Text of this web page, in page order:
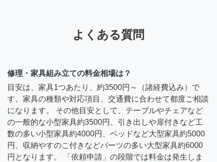
よくある質問
修理・家具組み立ての料金相場は？
目安は、家具1つあたり、約3500円～（諸経費込み）で
す。家具の種類や対応項目、交通費に合わせて都度ご相談
になります。 その他目安として、テーブルやチェアなど
の一般的な小型家具約3500円、引き出しや扉付きなど工
数の多い小型家具約4000円、ベッドなど大型家具約5000
円、収納やすのこ付きなどパーツの多い大型家具約6000
円となります。 「依頼申請」の段階では料金は発生しま